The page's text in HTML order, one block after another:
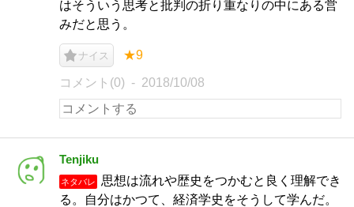
はそういう思考と批判の折り重なりの中にある営
みだと思う。
ナイス ★9
コメント(0) 2018/10/08
Tenjiku
ネタバレ
思想は流れや歴史をつかむと良く理解でき
る。自分はかつて、経済学史をそうして学んだ。